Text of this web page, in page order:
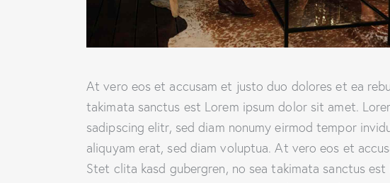
At vero eos et accusam et justo duo dolores et ea
takimata sanctus est Lorem ipsum dolor sit amet.
sadipscing elitr, sed diam nonumy eirmod tempor
aliquyam erat, sed diam voluptua. At vero eos et
Stet clita kasd gubergren, no sea takimata sanctus